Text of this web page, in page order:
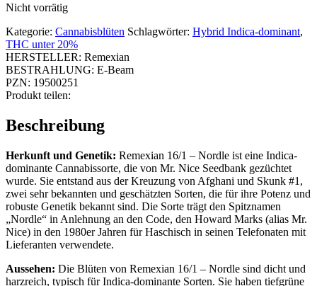
Nicht vorrätig
Kategorie: Cannabisblüten Schlagwörter: Hybrid Indica-dominant,
THC unter 20%
HERSTELLER: Remexian
BESTRAHLUNG: E-Beam
PZN: 19500251
Produkt teilen:
Beschreibung
Herkunft und Genetik: Remexian 16/1 – Nordle ist eine Indica-
dominante Cannabissorte, die von Mr. Nice Seedbank gezüchtet
wurde. Sie entstand aus der Kreuzung von Afghani und Skunk #1,
zwei sehr bekannten und geschätzten Sorten, die für ihre Potenz und
robuste Genetik bekannt sind. Die Sorte trägt den Spitznamen
„Nordle“ in Anlehnung an den Code, den Howard Marks (alias Mr.
Nice) in den 1980er Jahren für Haschisch in seinen Telefonaten mit
Lieferanten verwendete.
Aussehen: Die Blüten von Remexian 16/1 – Nordle sind dicht und
harzreich, typisch für Indica-dominante Sorten. Sie haben tiefgrüne